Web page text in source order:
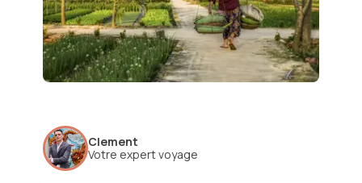
Clement
Votre expert voyage